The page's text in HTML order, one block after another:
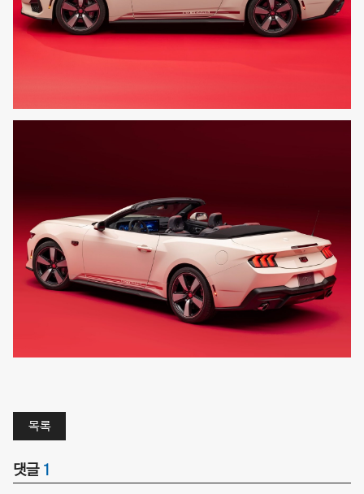
목록
댓글 1